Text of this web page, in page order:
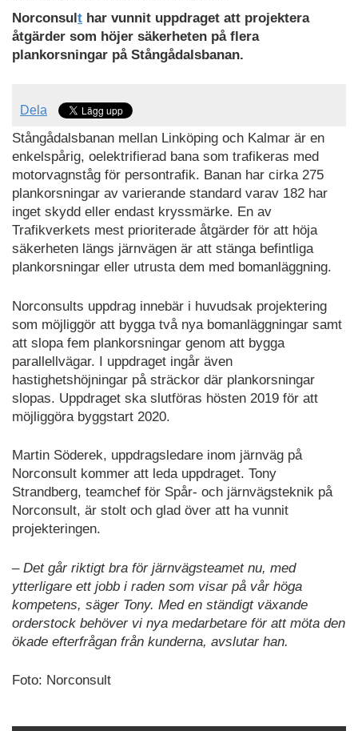
Norconsult har vunnit uppdraget att projektera
åtgärder som höjer säkerheten på flera
plankorsningar på Stångådalsbanan.
Dela
Stångådalsbanan mellan Linköping och Kalmar är en
enkelspårig, oelektrifierad bana som trafikeras med
motorvagnståg för persontrafik. Banan har cirka 275
plankorsningar av varierande standard varav 182 har
inget skydd eller endast kryssmärke. En av
Trafikverkets mest prioriterade åtgärder för att höja
säkerheten längs järnvägen är att stänga befintliga
plankorsningar eller utrusta dem med bomanläggning.
Norconsults uppdrag innebär i huvudsak projektering
som möjliggör att bygga två nya bomanläggningar samt
att slopa fem plankorsningar genom att bygga
parallellvägar. I uppdraget ingår även
hastighetshöjningar på sträckor där plankorsningar
slopas. Uppdraget ska slutföras hösten 2019 för att
möjliggöra byggstart 2020.
Martin Söderek, uppdragsledare inom järnväg på
Norconsult kommer att leda uppdraget. Tony
Strandberg, teamchef för Spår- och järnvägsteknik på
Norconsult, är stolt och glad över att ha vunnit
projekteringen.
– Det går riktigt bra för järnvägsteamet nu, med
ytterligare ett jobb i raden som visar på vår höga
kompetens, säger Tony. Med en ständigt växande
orderstock behöver vi nya medarbetare för att möta den
ökade efterfrågan från kunderna, avslutar han.
Foto: Norconsult